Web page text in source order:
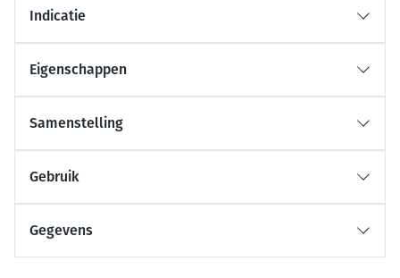
Indicatie
Eigenschappen
Samenstelling
Gebruik
Gegevens